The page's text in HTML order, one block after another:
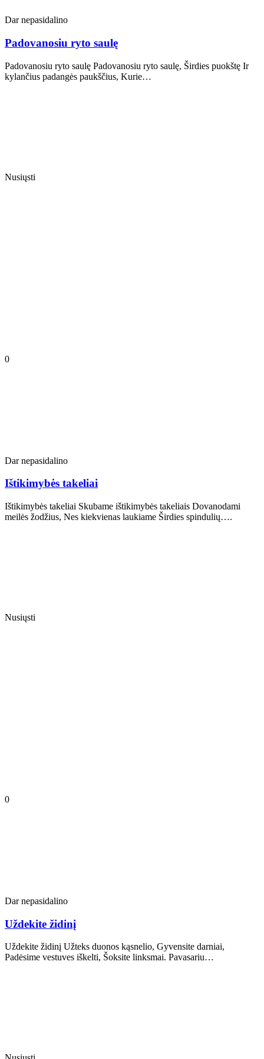
Dar nepasidalino
Padovanosiu ryto saulę
Padovanosiu ryto saulę Padovanosiu ryto saulę, Širdies puokštę Ir
kylančius padangės paukščius, Kurie…
Nusiųsti
0
Dar nepasidalino
Ištikimybės takeliai
Ištikimybės takeliai Skubame ištikimybės takeliais Dovanodami
meilės žodžius, Nes kiekvienas laukiame Širdies spindulių….
Nusiųsti
0
Dar nepasidalino
Uždekite židinį
Uždekite židinį Užteks duonos kąsnelio, Gyvensite darniai,
Padėsime vestuves iškelti, Šoksite linksmai. Pavasariu…